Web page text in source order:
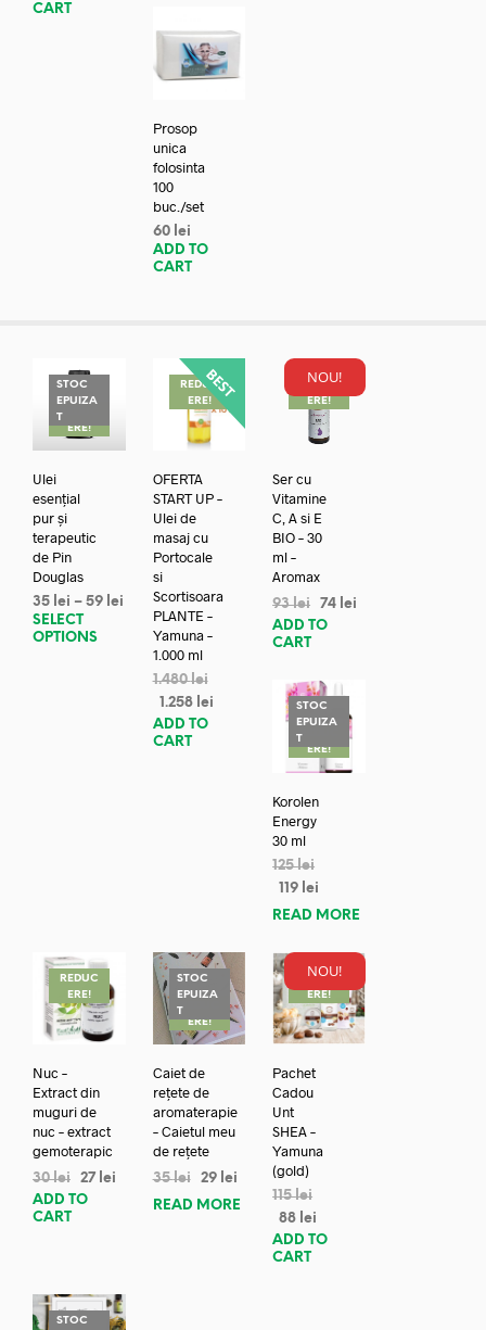
CART
Prosop
unica
folosinta
100
buc./set
60 lei
ADD TO
CART
STOC
EPUIZA
TREDUC
ERE!
Ulei
esențial
pur și
terapeutic
de Pin
Douglas
35 lei – 59 lei
SELECT
OPTIONS
REDUC
ERE!
OFERTA
START UP –
Ulei de
masaj cu
Portocale
si
Scortisoara
PLANTE –
Yamuna –
1.000 ml
1.480lei
1.258 lei
ADD TO
CART
NOU!
REDUC
ERE!
Ser cu
Vitamine
C, A si E
BIO – 30
ml –
Aromax
93lei 74 lei
ADD TO
CART
STOC
EPUIZA
TREDUC
ERE!
Korolen
Energy
30 ml
125lei
119 lei
READ MORE
REDUC
ERE!
Nuc –
Extract din
muguri de
nuc – extract
gemoterapic
30lei 27 lei
ADD TO
CART
STOC
EPUIZA
TREDUC
ERE!
Caiet de
rețete de
aromaterapie
– Caietul meu
de rețete
35lei 29 lei
READ MORE
NOU!
REDUC
ERE!
Pachet
Cadou
Unt
SHEA –
Yamuna
(gold)
115lei
88 lei
ADD TO
CART
STOC